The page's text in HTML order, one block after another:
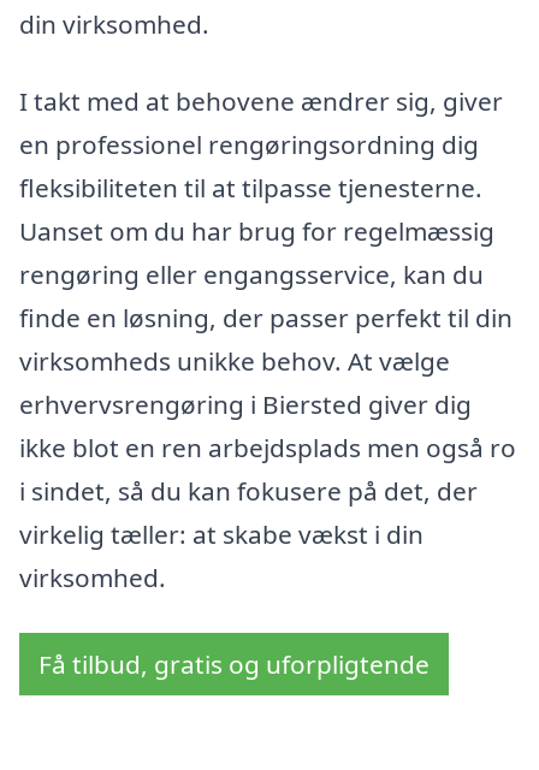
din virksomhed.
I takt med at behovene ændrer sig, giver
en professionel rengøringsordning dig
fleksibiliteten til at tilpasse tjenesterne.
Uanset om du har brug for regelmæssig
rengøring eller engangsservice, kan du
finde en løsning, der passer perfekt til din
virksomheds unikke behov. At vælge
erhvervsrengøring i Biersted giver dig
ikke blot en ren arbejdsplads men også ro
i sindet, så du kan fokusere på det, der
virkelig tæller: at skabe vækst i din
virksomhed.
Få tilbud, gratis og uforpligtende